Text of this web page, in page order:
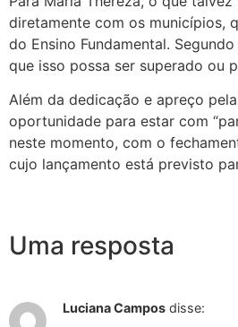
diretamente com os municípios,
do Ensino Fundamental.
que isso possa ser superado ou
Além da dedicação e apreço
oportunidade para estar com
neste momento, com o
cujo lançamento está previsto
Uma resposta
Luciana Campos disse: